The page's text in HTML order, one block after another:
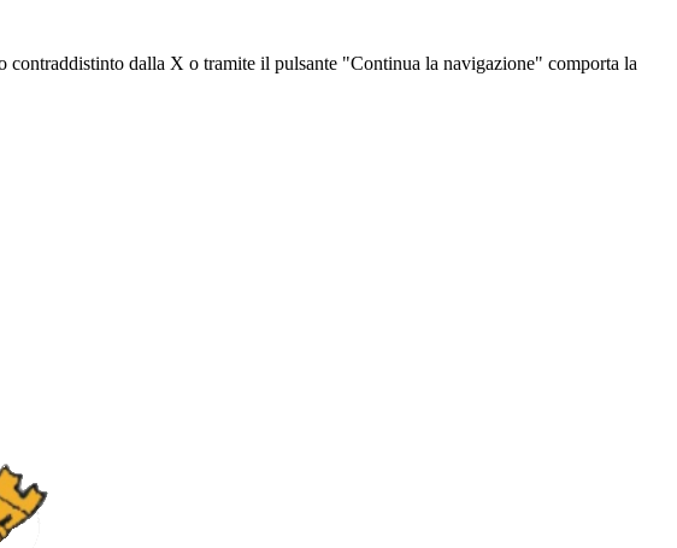
dalla X o tramite il pulsante "Continua la navigazione" comporta la